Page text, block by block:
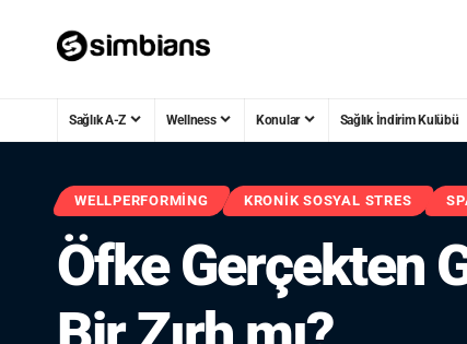
Sağlık A-Z Wellness Konular Sağlık İndirim Kulübü
WELLPERFORMING KRONIK SOSYAL STRES
Öfke Gerçekten